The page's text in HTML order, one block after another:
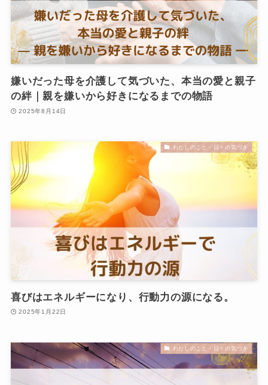
嫌いだった母を介護して気づいた、本当の愛と親子
の絆｜親を嫌いから好きになるまでの物語
2025年8月14日
わたしのこと・日々の気づき
喜びはエネルギーになり、行動力の源になる。
2025年1月22日
わたしのこと・日々の気づき